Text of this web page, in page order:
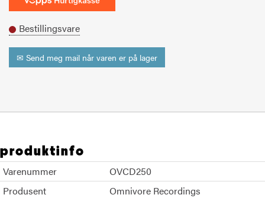
Bestillingsvare
✉ Send meg mail når varen er på lager
produktinfo
Varenummer
OVCD250
Produsent
Omnivore Recordings